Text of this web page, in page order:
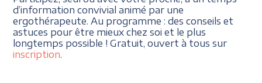
d’information convivial animé par une
ergothérapeute. Au programme : des conseils et
astuces pour être mieux chez soi et le plus
longtemps possible ! Gratuit, ouvert à tous sur
inscription